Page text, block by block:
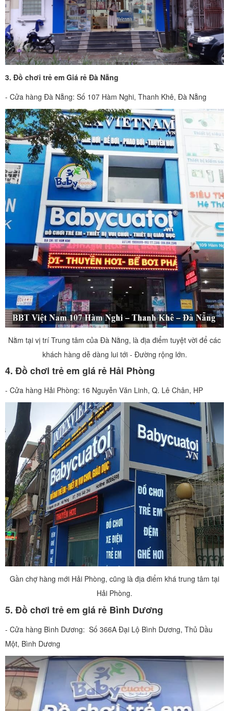
3. Đồ chơi trẻ em Giá rẻ Đà Nẵng
- Cửa hàng Đà Nẵng: Số 107 Hàm Nghi, Thanh Khê, Đà Nẵng
Nằm tại vị trí Trung tâm của Đà Nằng, là địa điểm tuyệt vời để các
khách hàng dễ dàng lui tới - Đường rộng lớn.
4. Đồ chơi trẻ em giá rẻ Hải Phòng
- Cửa hàng Hải Phòng: 16 Nguyễn Văn Linh, Q. Lê Chân, HP
Gần chợ hàng mới Hải Phòng, cũng là địa điểm khá trung tâm tại
Hải Phòng.
5. Đồ chơi trẻ em giá rẻ Bình Dương
- Cửa hàng Bình Dương: Số 366A Đại Lộ Bình Dương, Thủ Dầu
Một, Bình Dương